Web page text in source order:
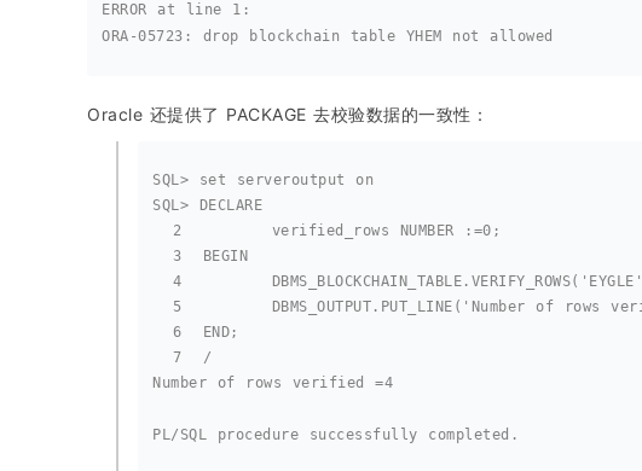
ERROR at line 1:
ORA-05723: drop blockchain table YHEM not allowed
Oracle 还提供了 PACKAGE 去校验数据的一致性：
SQL> set serveroutput on
SQL> DECLARE
2  	     verified_rows NUMBER :=0;
3  BEGIN
4
5  	     DBMS_OUTPUT.PUT_LINE('Number of
6  END;
7  /
Number of rows verified =4
PL/SQL procedure successfully completed.